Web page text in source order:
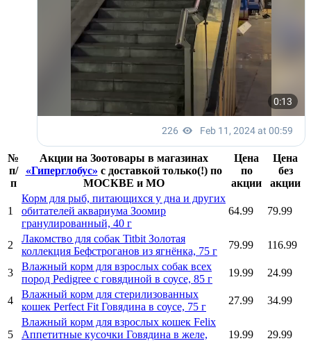
№
п/
п
Акции на Зоотовары в магазинах
«Гиперглобус» с доставкой только(!) по
МОСКВЕ и МО
Цена
по
акции
Цена
без
акции
1
Корм для рыб, питающихся у дна и других
обитателей аквариума Зоомир
гранулированный, 40 г
64.99 79.99
2
Лакомство для собак Titbit Золотая
коллекция Бефстроганов из ягнёнка, 75 г
79.99 116.99
3
Влажный корм для взрослых собак всех
пород Pedigree с говядиной в соусе, 85 г
19.99 24.99
4
Влажный корм для стерилизованных
кошек Perfect Fit Говядина в соусе, 75 г
27.99 34.99
5
Влажный корм для взрослых кошек Felix
Аппетитные кусочки Говядина в желе,
19.99 29.99